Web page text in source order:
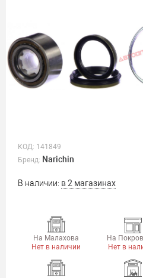
КОД: 141849
Бренд: Narichin
В наличии: в 2 магазинах
На Малахова
Нет в наличии
На
Нет в